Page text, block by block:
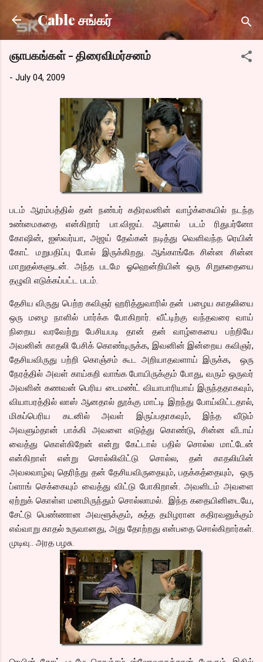
Skip to main content
Cable சங்கர்
ஞாபகங்கள் - திரைவிமர்சனம்
- July 04, 2009
படம் ஆரம்பத்தில் தன் நண்பர் கதிரவனின் வாழ்க்கையில் நடந்த
உண்மைகதை என்கிறார் பா.விஜய். ஆனால் படம் ரிதுபர்னோ
கோஷின், ஐஸ்வர்யா, அஜய் தேவ்கன் நடித்து வெளிவந்த ரெயின்
கோட் மறுபதிப்பு போல் இருக்கிறது. ஆங்காங்கே சின்ன சின்ன
மாறுதல்களுடன். அந்த படமே ஓஹென்றியின் ஒரு சிறுகதையை
தழுவி எடுக்கப்பட்ட படம்.
தேசிய விருது பெற்ற கவிஞர் ஹரித்துவாரில் தன் பழைய காதலியை
ஒரு மழை நாளில் பார்க்க போகிறார். வீட்டிற்கு வந்தவரை வாய்
நிறைய வரவேற்று பேசியபடி தான் தன் வாழ்கையை பற்றியே
அவனின் காதலி பேசிக் கொண்டிருக்க, இவனின் இன்றைய கவிஞர்,
தேசியவிருது பற்றி கொஞ்சம் கூட அறியாதவளாய் இருக்க, ஒரு
நேரத்தில் அவள் காய்கறி வாங்க போயிருக்கும் போது, வரும் ஒருவர்
அவளின் கணவன் பெரிய டைமண்ட் வியாபாரியாய் இருந்ததாகவும்,
வியாபரத்தில் லாஸ் ஆனதால் தூக்கு மாட்டி இறந்து போய்விட்டதால்,
மிகப்பெரிய கடனில் அவள் இருப்பதாகவும், இந்த வீடும்
அவளும்தான் பாக்கி அவளை எடுத்து கொண்டு, சின்ன வீடாய்
வைத்து கொள்கிறேன் என்று கேட்டால் பதில் சொல்ல மாட்டேன்
என்கிறாள் என்று சொல்லிவிட்டு சொல்ல, தன் காதலியின்
அவலவாழ்வு தெரிந்து தன் தேசியவிருதையும், பதக்கத்தையும், ஒரு
ப்ளாங் செக்கையும் வைத்து விட்டு போகிறான். அவளிடம் அவளை
ஏற்றுக் கொள்ள மனமிருந்தும் சொல்லாமல். இந்த கதையினிடையே,
சேட்டு பெண்ணான அவளூக்கும், சுத்த தமிழரான கதிரவனுக்கும்
எவ்வாறு காதல் உருவானது, அது தோற்றது என்பதை சொல்கிறார்கள்.
முடிவு.. அரத பழசு.